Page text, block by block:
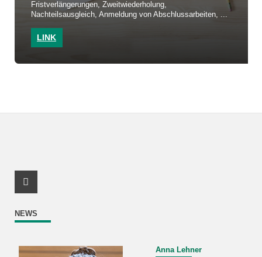
Fristverlängerungen, Zweitwiederholung,
Nachteilsausgleich, Anmeldung von Abschlussarbeiten, ...
LINK
NEWS
Anna Lehner
Instagram Profil